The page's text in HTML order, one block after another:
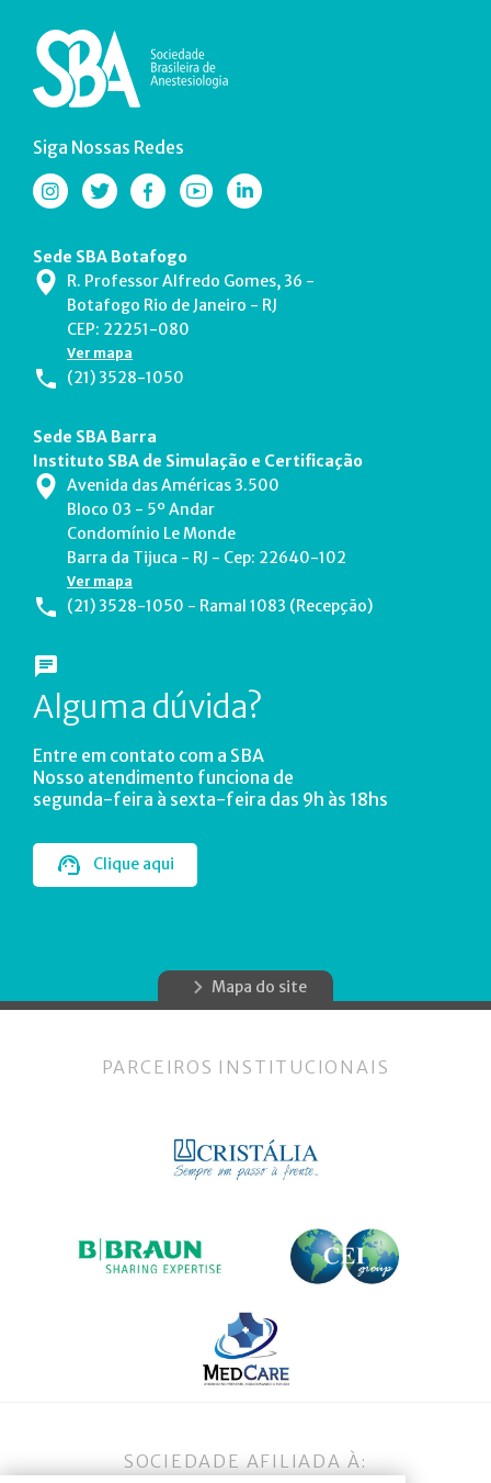
Siga Nossas Redes
Sede SBA Botafogo
R. Professor Alfredo Gomes, 36 -
Botafogo Rio de Janeiro - RJ
CEP: 22251-080
Ver mapa
(21) 3528-1050
Sede SBA Barra
Instituto SBA de Simulação e Certificação
Avenida das Américas 3.500
Bloco 03 - 5º Andar
Condomínio Le Monde
Barra da Tijuca - RJ - Cep: 22640-102
Ver mapa
(21) 3528-1050 - Ramal 1083 (Recepção)
Alguma dúvida?
Entre em contato com a SBA
Nosso atendimento funciona de
segunda-feira à sexta-feira das 9h às 18hs
Clique aqui
Mapa do site
PARCEIROS INSTITUCIONAIS
SOCIEDADE AFILIADA À: